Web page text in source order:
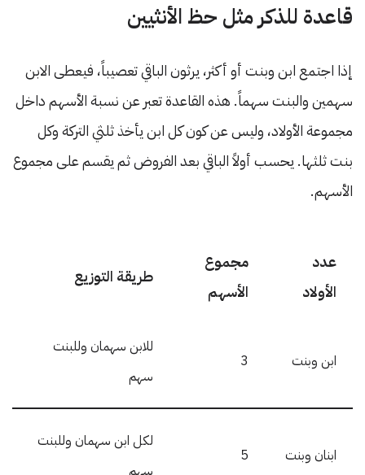
قاعدة للذكر مثل حظ الأنثيين
إذا اجتمع ابن وبنت أو أكثر، يرثون الباقي تعصيباً، فيعطى الابن
سهمين والبنت سهماً. هذه القاعدة تعبر عن نسبة الأسهم داخل
مجموعة الأولاد، وليس عن كون كل ابن يأخذ ثلثي التركة وكل
بنت ثلثها. يحسب أولاً الباقي بعد الفروض ثم يقسم على مجموع
الأسهم.
عدد
الأولاد
مجموع
الأسهم
طريقة التوزيع
ابن وبنت 3
للابن سهمان وللبنت
سهم
ابنان وبنت 5
لكل ابن سهمان وللبنت
سهم